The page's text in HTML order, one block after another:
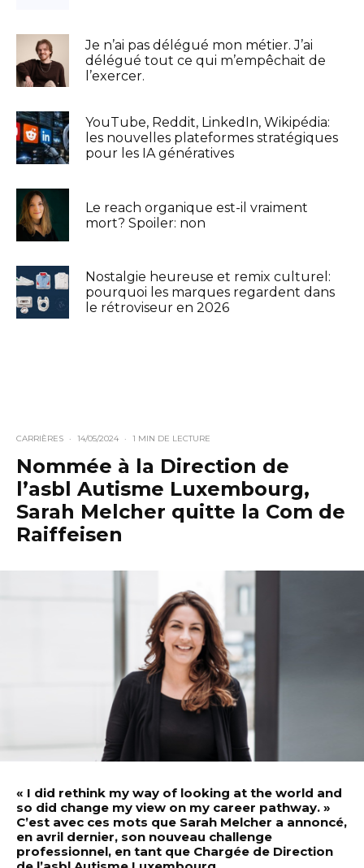
Je n’ai pas délégué mon métier. J’ai
délégué tout ce qui m’empêchait de
l’exercer.
YouTube, Reddit, LinkedIn, Wikipédia:
les nouvelles plateformes stratégiques
pour les IA génératives
Le reach organique est-il vraiment
mort? Spoiler: non
Nostalgie heureuse et remix culturel:
pourquoi les marques regardent dans
le rétroviseur en 2026
CARRIÈRES · 14/05/2024 · 1 MIN DE LECTURE
Nommée à la Direction de
l’asbl Autisme Luxembourg,
Sarah Melcher quitte la Com de
Raiffeisen
« I did rethink my way of looking at the world and
so did change my view on my career pathway. »
C’est avec ces mots que Sarah Melcher a annoncé,
en avril dernier, son nouveau challenge
professionnel, en tant que Chargée de Direction